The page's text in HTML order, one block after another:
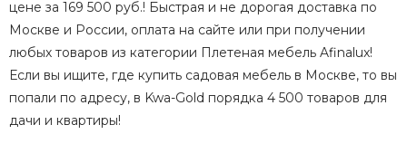
цене за 169 500 руб.! Быстрая и не дорогая доставка по
Москве и России, оплата на сайте или при получении
любых товаров из категории Плетеная мебель Afinalux!
Если вы ищите, где купить садовая мебель в Москве, то вы
попали по адресу, в Kwa-Gold порядка 4 500 товаров для
дачи и квартиры!